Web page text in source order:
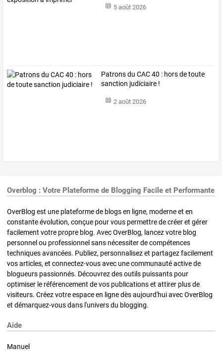
5 août 2026
Patrons du CAC 40 : hors de toute
sanction judiciaire !
2 août 2026
Overblog : Votre Plateforme de Blogging Facile et Performante
OverBlog est une plateforme de blogs en ligne, moderne et en
constante évolution, conçue pour vous permettre de créer et gérer
facilement votre propre blog. Avec OverBlog, lancez votre blog
personnel ou professionnel sans nécessiter de compétences
techniques avancées. Publiez, personnalisez et partagez facilement
vos articles, et connectez-vous avec une communauté active de
blogueurs passionnés. Découvrez des outils puissants pour
optimiser le référencement de vos publications et attirer plus de
visiteurs. Créez votre espace en ligne dès aujourd'hui avec OverBlog
et démarquez-vous dans l'univers du blogging.
Aide
Manuel